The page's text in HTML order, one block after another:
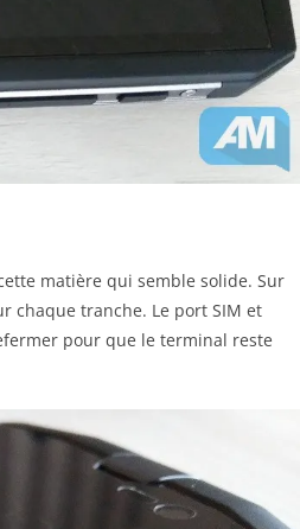
matière qui semble solide. Sur
chaque tranche. Le port SIM et
pour que le terminal reste